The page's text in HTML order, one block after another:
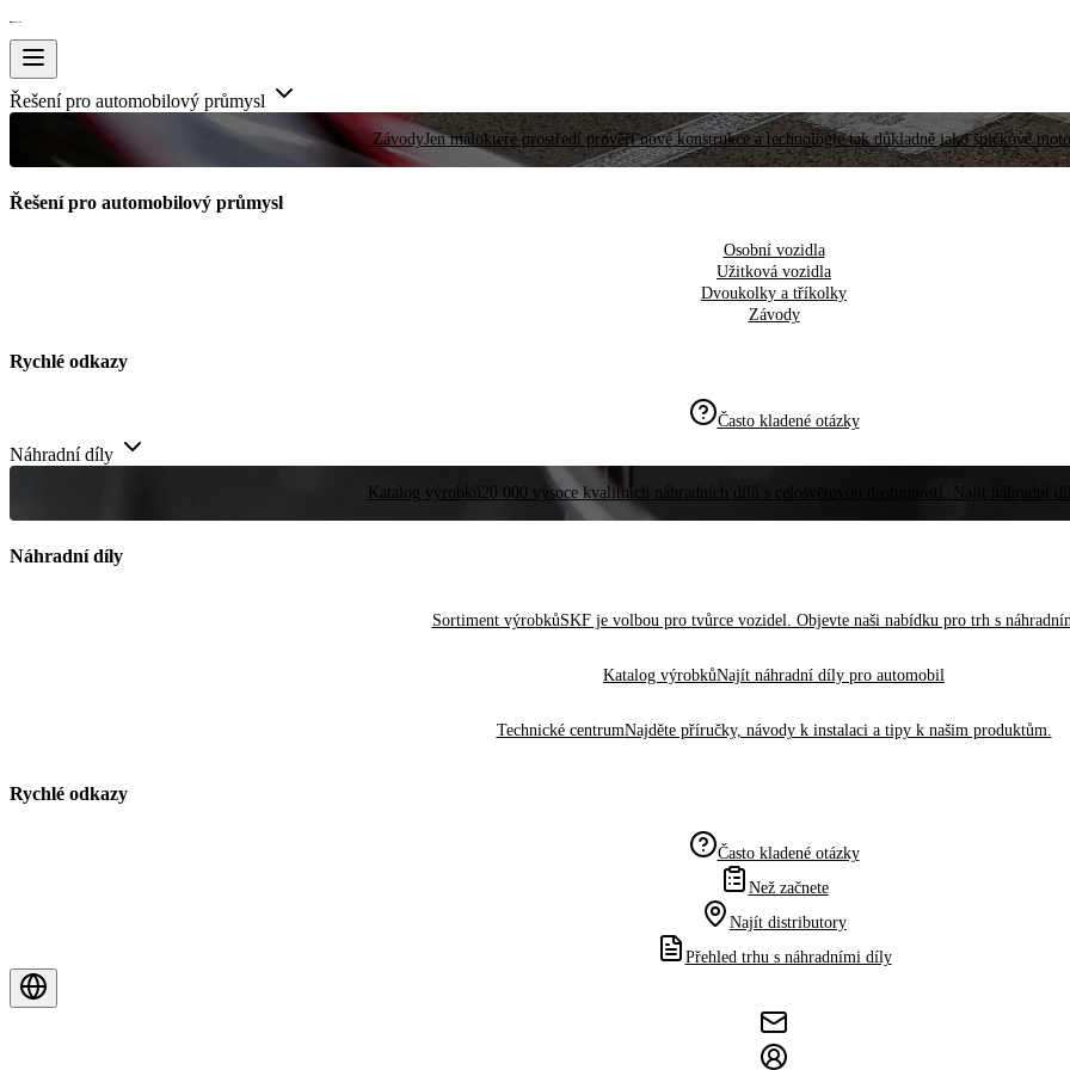
Řešení pro automobilový průmysl
ZávodyJen málokteré prostředí prověří nové konstrukce a technologie tak důkladně jako špičkové
Řešení pro automobilový průmysl
Osobní vozidla
Užitková vozidla
Dvoukolky a tříkolky
Závody
Rychlé odkazy
Často kladené otázky
Náhradní díly
Katalog výrobků20 000 vysoce kvalitních náhradních dílů s celosvětovou dostupností. Najít náhradní
Náhradní díly
Sortiment výrobkůSKF je volbou pro tvůrce vozidel. Objevte naši nabídku pro trh s
Katalog výrobkůNajít náhradní díly pro automobil
Technické centrumNajděte příručky, návody k instalaci a tipy k našim produktům.
Rychlé odkazy
Často kladené otázky
Než začnete
Najít distributory
Přehled trhu s náhradními díly